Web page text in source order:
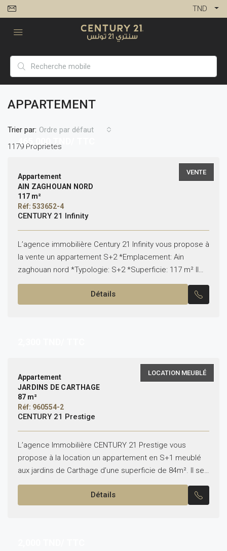
TND
APPARTEMENT
1179 Propriétés
Trier par: Ordre par défaut
VENTE
465,000 TND/ TTC
Appartement
AIN ZAGHOUAN NORD
117 m²
Réf: 533652-4
CENTURY 21 Infinity
L’agence immobilière Century 21 Infinity vous propose à
la vente un appartement S+2 *Emplacement: Ain
zaghouan nord *Typologie: S+2 *Superficie: 117 m² Il
est composé de: -Un salon, une salle à manger...
Détails
LOCATION MEUBLÉ
Appartement
JARDINS DE CARTHAGE
87 m²
Réf: 960554-2
CENTURY 21 Prestige
L’agence Immobilière CENTURY 21 Prestige vous
propose à la location un appartement en S+1 meublé
aux jardins de Carthage d’une superficie de 84m². Il se
compose comme suit : -Un salon avec...
Détails